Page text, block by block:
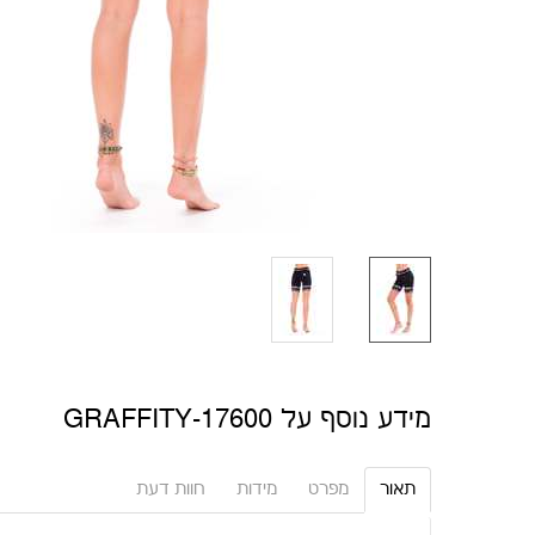
מידע נוסף על 17600-GRAFFITY
תאור מפרט מידות חוות דעת